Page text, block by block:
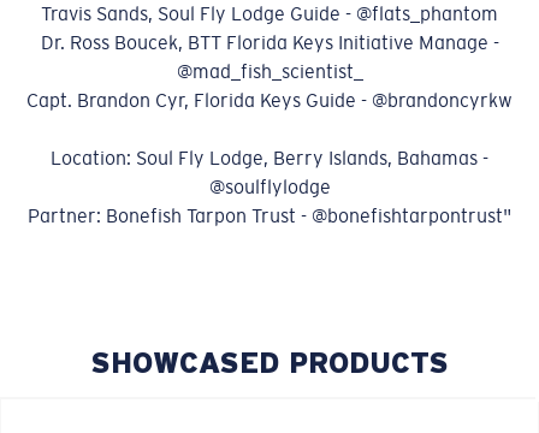
Travis Sands, Soul Fly Lodge Guide - @flats_phantom
Dr. Ross Boucek, BTT Florida Keys Initiative Manage -
@mad_fish_scientist_
Capt. Brandon Cyr, Florida Keys Guide - @brandoncyrkw
Location: Soul Fly Lodge, Berry Islands, Bahamas -
@soulflylodge
Partner: Bonefish Tarpon Trust - @bonefishtarpontrust"
SHOWCASED PRODUCTS